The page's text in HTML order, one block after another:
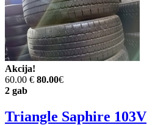
Akcija!
60.00 € 80.00€
2 gab
Triangle Saphire 103V